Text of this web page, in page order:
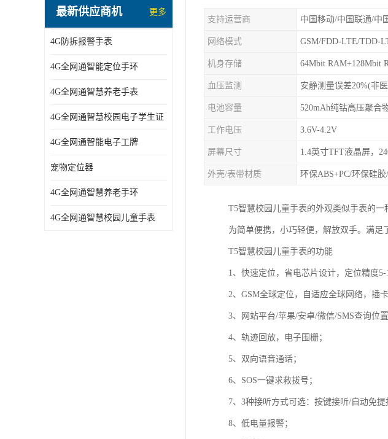
2G/BT4.0智能睡眠带
2G/4G智慧养老手环
最新供应商机 更多
4G防拆报警手表
4G全网通智能定位手环
4G全网通智慧养老手表
4G全网通智慧校园电子学生证
4G全网通智能电子工牌
宠物定位器
4G全网通智慧养老手环
4G全网通智慧校园儿童手表
支持运营商 中国移动/中国联通/中
网络模式 GSM/FDD-LTE/TDD-
机身存储 64Mbit RAM+128Mbit
血压监测 安静测量误差20%(非
电池容量 520mAh纯钴高压聚合
工作电压 3.6V-4.2V
屏幕尺寸 1.4英寸TFT液晶屏，
外壳/表带材质 环保ABS+PC/环保硅胶
T5智慧校园儿童手表的外观类似手表的
为简单便携，小巧轻便，解放双手。满足
T5智慧校园儿童手表的功能
1、快速定位，省电芯片设计，定位精度5-
2、GSM全球定位，自适应全球网络，插卡
3、网站平台/苹果/安卓/微信/SMS查询位置
4、轨迹回放，电子围栅；
5、双向语音通话；
6、SOS一键求救拔号；
7、3种接听方式可选：按键接听/自动免提
8、低电量报警；